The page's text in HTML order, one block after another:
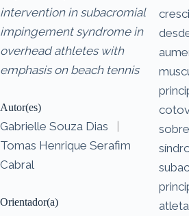
intervention in subacromial
impingement syndrome in
overhead athletes with
emphasis on beach tennis
Autor(es)
Gabrielle Souza Dias
|
Tomas Henrique Serafim
Cabral
Orientador(a)